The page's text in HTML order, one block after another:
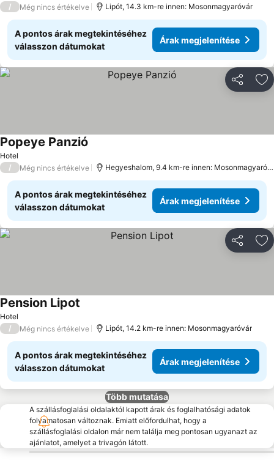
/ Még nincs értékelve Lipót, 14.3 km-re innen: Mosonmagyaróvár
A pontos árak megtekintéséhez
válasszon dátumokat
Árak megjelenítése
Hotel
Popeye Panzió
/ Még nincs értékelve Hegyeshalom, 9.4 km-re innen: Mosonmagyaróvár
A pontos árak megtekintéséhez
válasszon dátumokat
Árak megjelenítése
Hotel
Pension Lipot
/ Még nincs értékelve Lipót, 14.2 km-re innen: Mosonmagyaróvár
A pontos árak megtekintéséhez
válasszon dátumokat
Árak megjelenítése
Több mutatása
A szállásfoglalási oldalaktól kapott árak és foglalhatósági adatok
folyamatosan változnak. Emiatt előfordulhat, hogy a
szállásfoglalási oldalon már nem találja meg pontosan ugyanazt az
ajánlatot, amelyet a trivagón látott.